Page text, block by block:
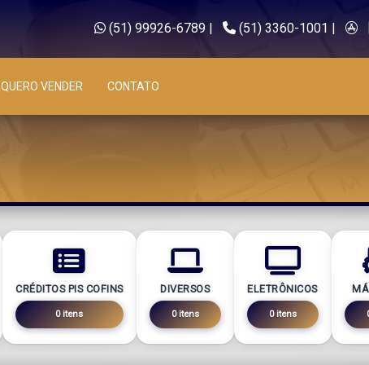
(51) 99926-6789| (51) 3360-1001 |
QUERO VENDER CONTATO
CRÉDITOS PIS COFINS
0 itens
DIVERSOS
0 itens
ELETRÔNICOS
0 itens